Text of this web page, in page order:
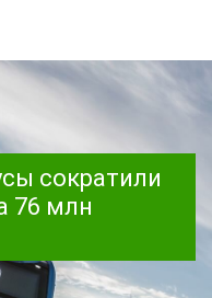
сократили
76 млн